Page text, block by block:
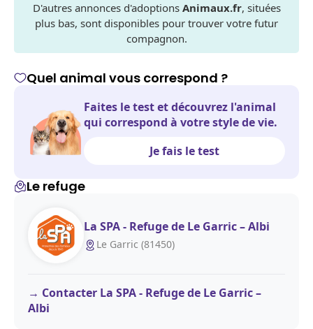
D'autres annonces d'adoptions Animaux.fr, situées
plus bas, sont disponibles pour trouver votre futur
compagnon.
Quel animal vous correspond ?
Faites le test et découvrez l'animal
qui correspond à votre style de vie.
Je fais le test
Le refuge
La SPA - Refuge de Le Garric – Albi
Le Garric (81450)
Contacter La SPA - Refuge de Le Garric –
Albi